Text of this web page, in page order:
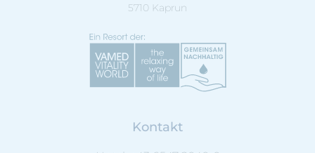
5710 Kaprun
Kontakt